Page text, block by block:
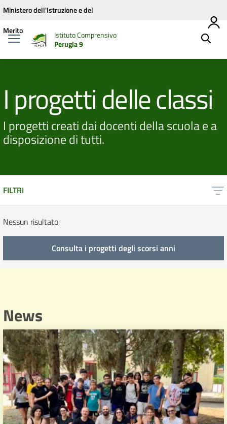
Vai ai contenuti
Vai al menu di navigazione
Vai al footer
Ministero dell'Istruzione e del
Merito
Istituto Comprensivo
Perugia 9
I progetti delle classi
I progetti creati dai docenti della scuola e a
disposizione di tutti.
FILTRI
Nessun risultato
Consulta i progetti degli scorsi anni
News